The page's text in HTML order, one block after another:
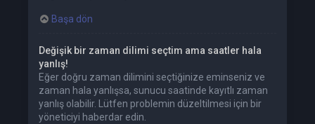
Başa dön
Değişik bir zaman dilimi seçtim ama saatler hala
yanlış!
Eğer doğru zaman dilimini seçtiğinize eminseniz ve
zaman hala yanlışsa, sunucu saatinde kayıtlı zaman
yanlış olabilir. Lütfen problemin düzeltilmesi için bir
yöneticiyi haberdar edin.